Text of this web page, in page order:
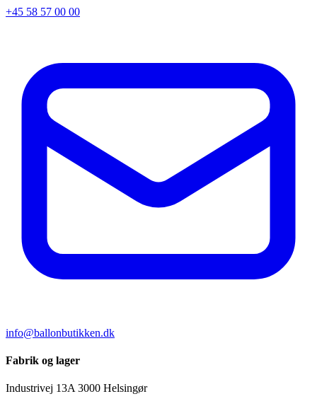
+45 58 57 00 00
info@ballonbutikken.dk
Fabrik og lager
Industrivej 13A 3000 Helsingør